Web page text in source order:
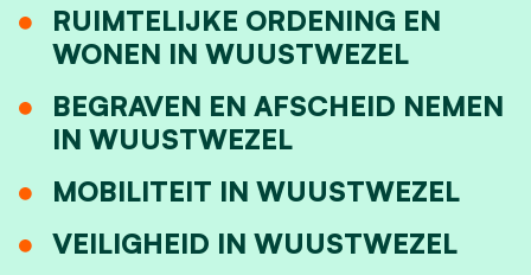
RUIMTELIJKE ORDENING EN
WONEN IN WUUSTWEZEL
BEGRAVEN EN AFSCHEID NEMEN
IN WUUSTWEZEL
MOBILITEIT IN WUUSTWEZEL
VEILIGHEID IN WUUSTWEZEL